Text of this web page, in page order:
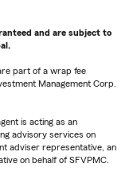
and are subject to
part of a wrap fee
Management Corp.
is acting as an
advisory services on
adviser representative, an
on behalf of SFVPMC.